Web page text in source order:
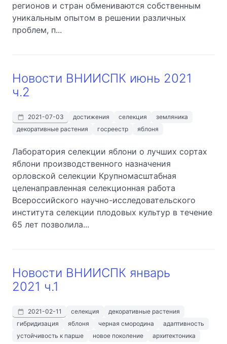
регионов и стран обмениваются собственным
уникальным опытом в решении различных
проблем, п...
Новости ВНИИСПК июнь 2021
ч.2
2021-07-03 достижения селекция
земляника
декоративные растения
госреестр яблоня
Лаборатория селекции яблони о лучших сортах
яблони производственного назначения
орловской селекции Крупномасштабная
целенаправленная селекционная работа
Всероссийского научно-исследовательского
института селекции плодовых культур в течение
65 лет позволила...
Новости ВНИИСПК январь
2021 ч.1
2021-02-11 селекция
декоративные растения
гибридизация
яблоня черная смородина
адаптивность
устойчивость к парше
новое поколение архитектоника